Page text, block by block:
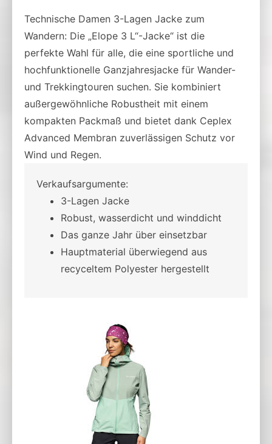
Technische Damen 3-Lagen Jacke zum
Wandern: Die „Elope 3 L“-Jacke“ ist die
perfekte Wahl für alle, die eine sportliche und
hochfunktionelle Ganzjahresjacke für Wander-
und Trekkingtouren suchen. Sie kombiniert
außergewöhnliche Robustheit mit einem
kompakten Packmaß und bietet dank Ceplex
Advanced Membran zuverlässigen Schutz vor
Wind und Regen.
Verkaufsargumente:
3-Lagen Jacke
Robust, wasserdicht und winddicht
Das ganze Jahr über einsetzbar
Hauptmaterial überwiegend aus
recyceltem Polyester hergestellt